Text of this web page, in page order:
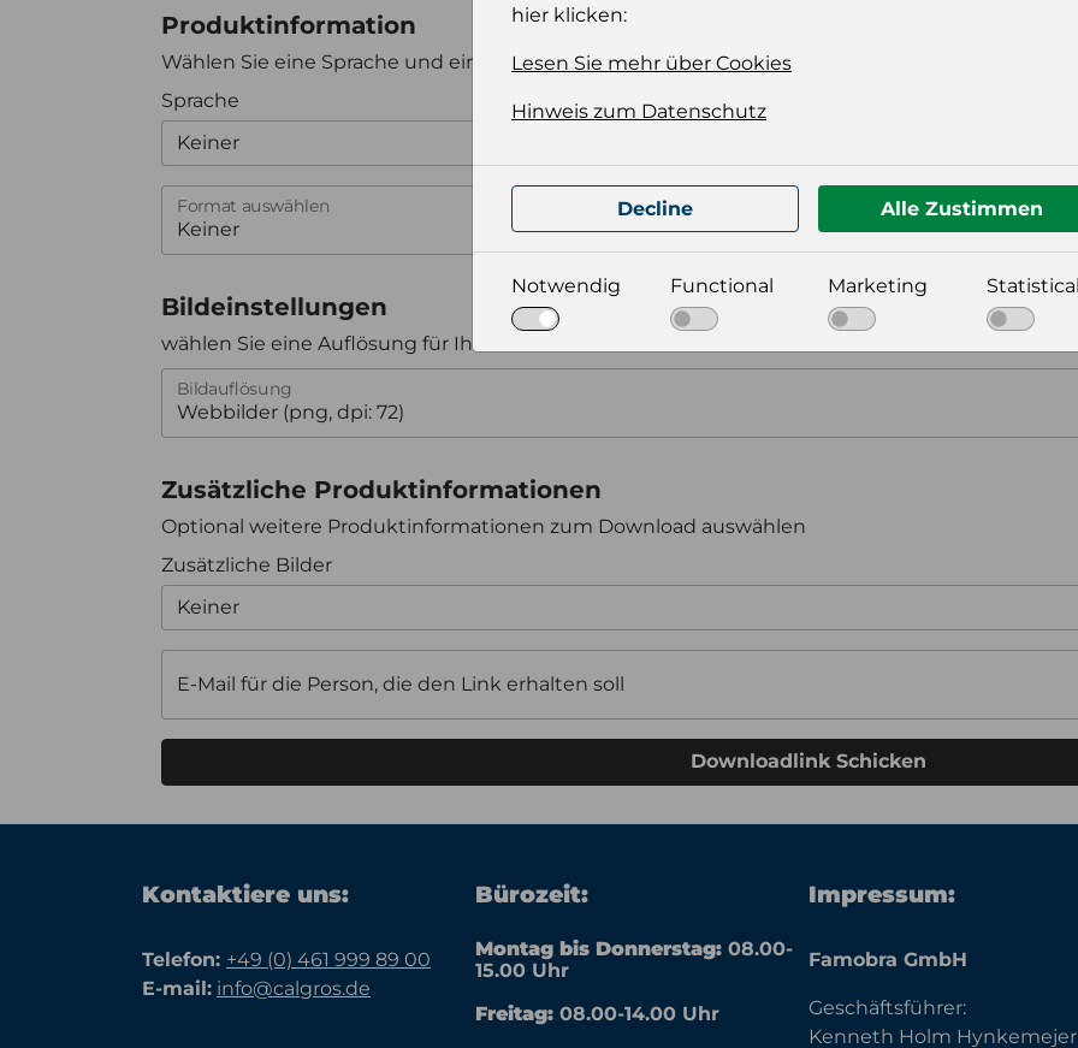
Produktinformation
Wählen Sie eine Sprache und ein Format für Ihre Produktdatei aus
Sprache
Keiner
Format auswählen
Bildeinstellungen
wählen Sie eine Auflösung für Ihr Bild aus
Bildauflösung
Zusätzliche Produktinformationen
Optional weitere Produktinformationen zum Download auswählen
Zusätzliche Bilder
Keiner
E-Mail für die Person, die den Link erhalten soll
Downloadlink Schicken
Kontaktiere uns:
Telefon: +49 (0) 461 999 89 00
E-mail: info@calgros.de
Bürozeit:
Montag bis Donnerstag: 08.00-
15.00 Uhr
Freitag: 08.00-14.00 Uhr
Impressum:
Famobra GmbH
Geschäftsführer:
Kenneth Holm Hynkemejer
hier klicken:
Lesen Sie mehr über Cookies
Hinweis zum Datenschutz
Decline Alle Zustimmen
Notwendig Functional Marketing